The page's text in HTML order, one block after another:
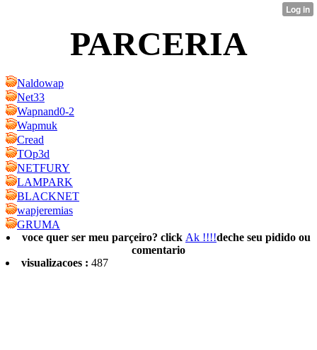
PARCERIA
Naldowap
Net33
Wapnand0-2
Wapmuk
Cread
TOp3d
NETFURY
LAMPARK
BLACKNET
wapjeremias
GRUMA
voce quer ser meu parçeiro? click Ak !!!!deche seu pidido ou
comentario
visualizacoes : 487